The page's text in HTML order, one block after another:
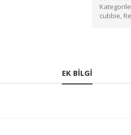
cubbie,
EK BILGI